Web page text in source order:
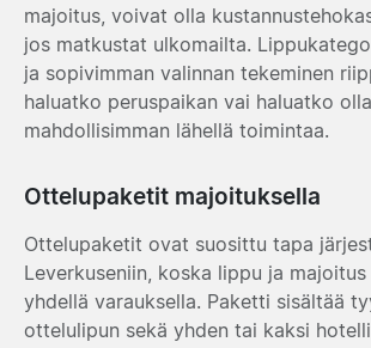
majoitus, voivat olla
jos matkustat ulkomailta.
ja sopivimman valinnan tekeminen
haluatko peruspaikan vai haluatko olla
mahdollisimman lähellä toimintaa.
Ottelupaketit majoituksella
Ottelupaketit ovat suosittu tapa
Leverkuseniin, koska lippu ja
yhdellä varauksella. Paketti sisältää
ottelulipun sekä yhden tai kaksi